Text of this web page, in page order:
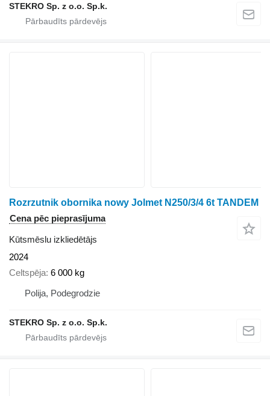
STEKRO Sp. z o.o. Sp.k.
Rozrzutnik obornika nowy Jolmet N250/3/4 6t TANDEM
Cena pēc pieprasījuma
Kūtsmēslu izkliedētājs
2024
Celtspēja 6 000 kg
Polija, Podegrodzie
STEKRO Sp. z o.o. Sp.k.